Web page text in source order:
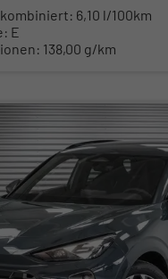
6,10 l/100km
E
138,00 g/km